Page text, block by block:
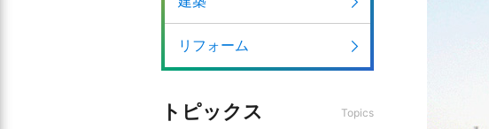
リフォーム
トピックス Topics